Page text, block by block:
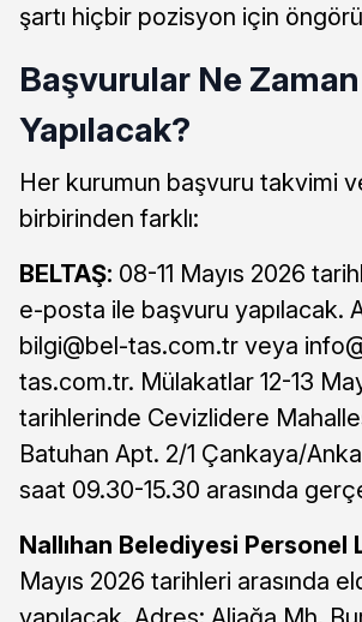
şartı hiçbir pozisyon için
Başvurular Ne Zaman
Yapılacak?
Her kurumun başvuru takvimi
birbirinden farklı:
BELTAŞ: 08-11 Mayıs 2026
e-posta ile başvuru yapılacak.
bilgi@bel-tas.com.tr veya
tas.com.tr. Mülakatlar 12-13
tarihlerinde Cevizlidere
Batuhan Apt. 2/1 Çankaya/
saat 09.30-15.30 arasında
Nallıhan Belediyesi Personel
Mayıs 2026 tarihleri arasında